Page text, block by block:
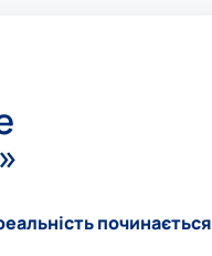
починається